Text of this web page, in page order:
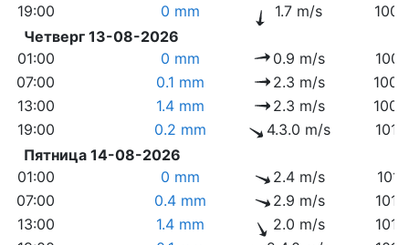
19:00
0 mm 1.7 m/s
Четверг 13-08-2026
01:00
0 mm 0.9 m/s
07:00
0.1 mm 2.3 m/s
13:00
1.4 mm 2.3 m/s
19:00
0.2 mm 4.3.0 m/s
Пятница 14-08-2026
01:00
0 mm 2.4 m/s
07:00
0.4 mm 2.9 m/s
13:00
1.4 mm 2.0 m/s